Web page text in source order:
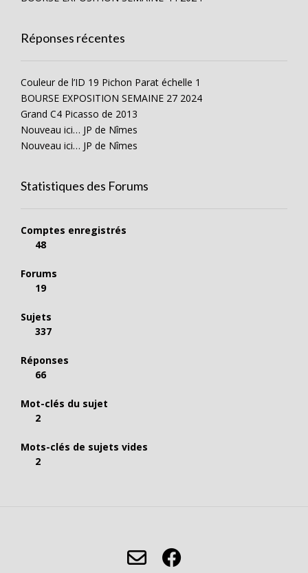
Réponses récentes
Couleur de l’ID 19 Pichon Parat échelle 1
BOURSE EXPOSITION SEMAINE 27 2024
Grand C4 Picasso de 2013
Nouveau ici… JP de Nîmes
Nouveau ici… JP de Nîmes
Statistiques des Forums
Comptes enregistrés
48
Forums
19
Sujets
337
Réponses
66
Mot-clés du sujet
2
Mots-clés de sujets vides
2